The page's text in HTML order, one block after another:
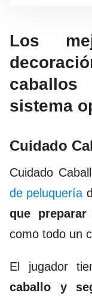
Los
sistema
Cuidado
Cuidado
de peluquería
que
como todo un
El jugador
caballo y